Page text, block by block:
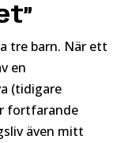
tre barn. När ett
en
(tidigare
fortfarande
även mitt